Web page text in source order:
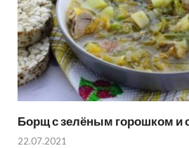
Борщ с зелёным горошком и
22.07.2021